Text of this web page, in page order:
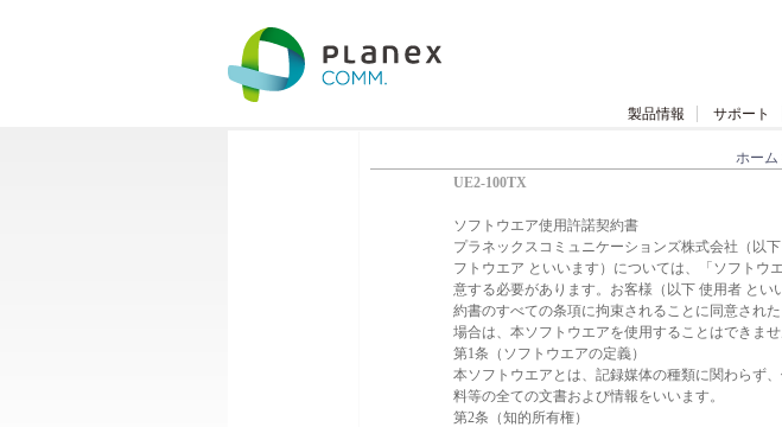
製品情報 サポート
ホーム
UE2-100TX
ソフトウエア使用許諾契約書
プラネックスコミュニケーションズ株式会社（以
フトウエア といいます）については、「ソフトウ
意する必要があります。お客様（以下 使用者 と
約書のすべての条項に拘束されることに同意され
場合は、本ソフトウエアを使用することはできませ
第1条（ソフトウエアの定義）
本ソフトウエアとは、記録媒体の種類に関わらず
料等の全ての文書および情報をいいます。
第2条（知的所有権）